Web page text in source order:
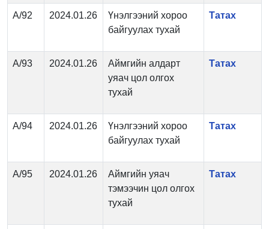
А/92 2024.01.26
Үнэлгээний хороо
байгуулах тухай
Татах
А/93 2024.01.26
Аймгийн алдарт
уяач цол олгох
тухай
Татах
А/94 2024.01.26
Үнэлгээний хороо
байгуулах тухай
Татах
А/95 2024.01.26
Аймгийн уяач
тэмээчин цол олгох
тухай
Татах